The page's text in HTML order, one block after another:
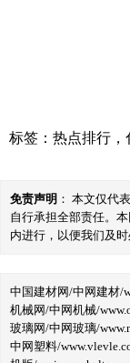
标签： 热点排行 ，
免责声明 ： 本文仅代
自行承担全部责任。
内进行，以便我们及时
中国建材网/中网建材/
机械网/中网机械/
玻璃网/中网玻璃/
中网塑料/